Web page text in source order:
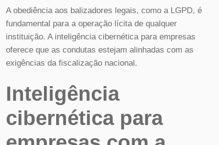
A obediência aos balizadores legais, como a LGPD, é
fundamental para a operação lícita de qualquer
instituição. A inteligência cibernética para empresas
oferece que as condutas estejam alinhadas com as
exigências da fiscalização nacional.
Inteligência
cibernética para